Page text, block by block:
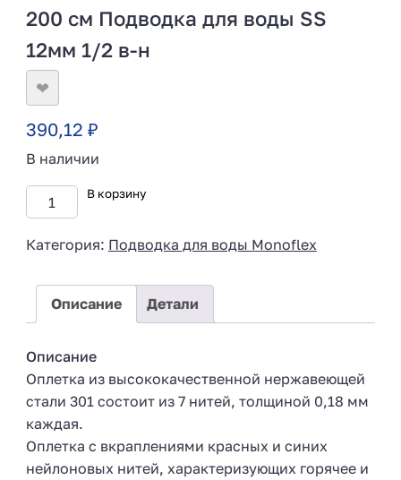
200 см Подводка для воды SS
12мм 1/2 в-н
❤
390,12 ₽
В наличии
В корзину
Категория: Подводка для воды Monoflex
Описание Детали
Описание
Оплетка из высококачественной нержавеющей
стали 301 состоит из 7 нитей, толщиной 0,18 мм
каждая.
Оплетка с вкраплениями красных и синих
нейлоновых нитей, характеризующих горячее и